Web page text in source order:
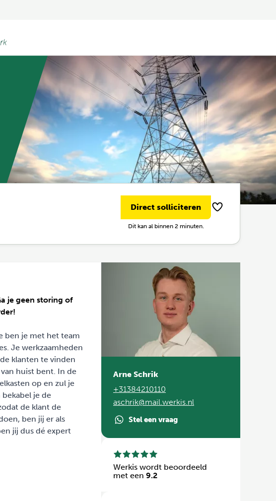
Direct solliciteren
Dit kan al binnen 2 minuten.
je geen storing of
ben je met het team
Je werkzaamheden
klanten te vinden
huist bent. In de
op en zul je
je de
de klant de
ben jij er als
jij dus dé expert
Arne Schrik
+31384210110
aschrik@mail.werkis.nl
Stel een vraag
Werkis wordt beoordeeld
met een 9.2